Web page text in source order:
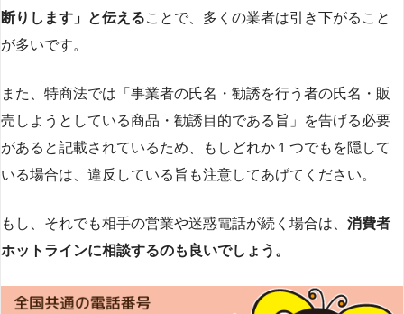
断りします」と伝えることで、多くの業者は引き下がること
が多いです​​。
また、特商法では「事業者の氏名・勧誘を行う者の氏名・販
売しようとしている商品・勧誘目的である旨」を告げる必要
があると記載されているため、もしどれか１つでもを隠して
いる場合は、違反している旨も注意してあげてください。
もし、それでも相手の営業や迷惑電話が続く場合は、 消費者
ホットラインに相談するのも良いでしょう。